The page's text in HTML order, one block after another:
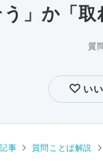
う」か「
質
い
記事 質問ことば解説